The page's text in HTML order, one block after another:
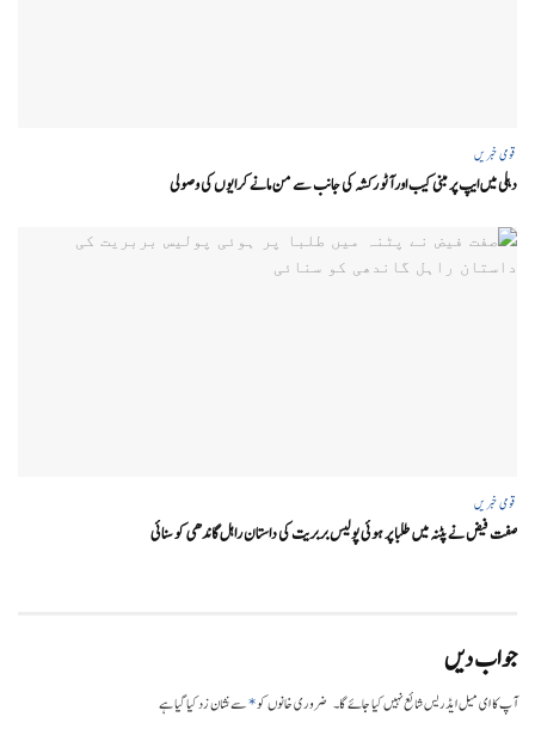
قومی خبریں
دہلی میں ایپ پر مبنی کیب اور آٹو رکشہ کی جانب سے من مانے کرایوں کی وصولی
قومی خبریں
صفت فیض نے پٹنہ میں طلبا پر ہوئی پولیس بربریت کی داستان راہل گاندھی کو سنائی
جواب دیں
آپ کا ای میل ایڈریس شائع نہیں کیا جائے گا۔ ضروری خانوں کو*سے نشان زد کیا گیا ہے